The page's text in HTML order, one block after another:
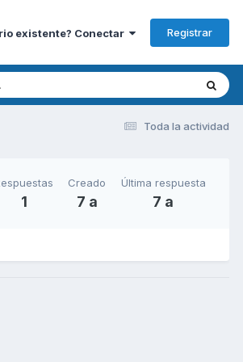
existente? Conectar Registrar
Toda la actividad
1
Creado
7 a
Última respuesta
7 a